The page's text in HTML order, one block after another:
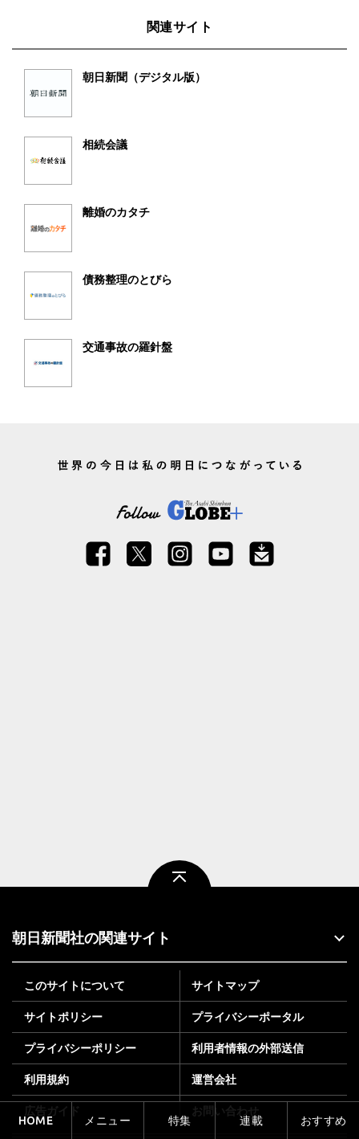
関連サイト
朝日新聞（デジタル版）
相続会議
離婚のカタチ
債務整理のとびら
交通事故の羅針盤
朝日新聞社の関連サイト
このサイトについて サイトマップ
サイトポリシー プライバシーポータル
プライバシーポリシー 利用者情報の外部送信
利用規約 運営会社
広告ガイド お問い合わせ
HOME メニュー 特集 連載 おすすめ